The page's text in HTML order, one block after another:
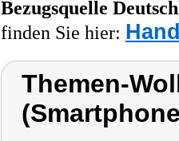
Bezugsquelle
finden Sie hier:
Themen-